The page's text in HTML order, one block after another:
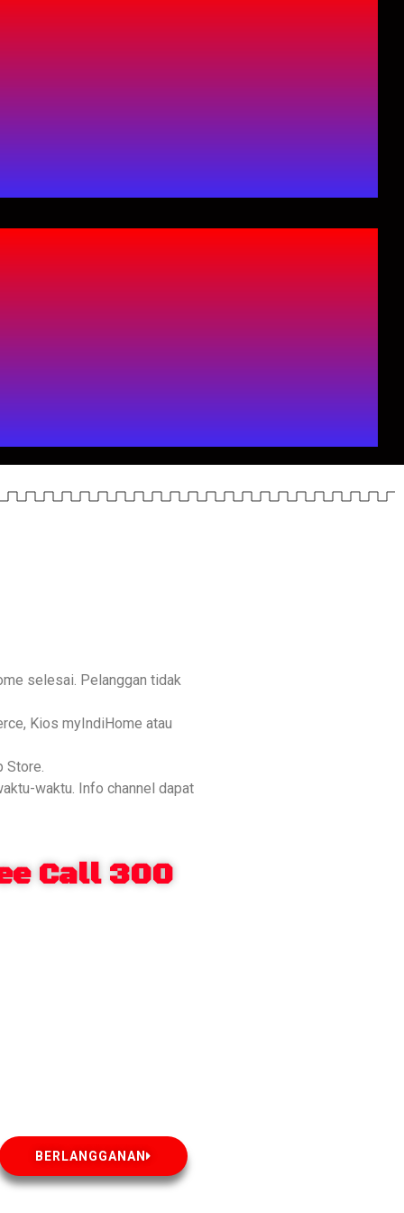
selesai. Pelanggan tidak
Kios myIndiHome atau
Store.
waktu. Info channel dapat
Call 300
BERLANGGANAN